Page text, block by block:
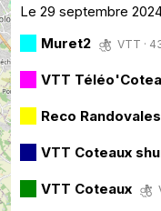
Le 29 septembre
Muret2
VTT ·
VTT
Reco Randovales
VTT Coteaux
VTT Coteaux